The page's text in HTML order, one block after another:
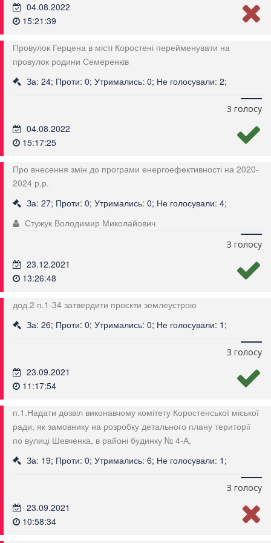
04.08.2022
15:21:39
Провулок Герцена в місті Коростені перейменувати на
провулок родини Семеренків
За: 24; Проти: 0; Утримались: 0; Не голосували: 2;
З голосу
04.08.2022
15:17:25
Про внесення змін до програми енергоефективності на 2020-
2024 р.р.
За: 27; Проти: 0; Утримались: 0; Не голосували: 4;
Стужук Володимир Миколайович
З голосу
23.12.2021
13:26:48
дод.2 п.1-34 затвердити проєкти землеустрою
За: 26; Проти: 0; Утримались: 0; Не голосували: 1;
З голосу
23.09.2021
11:17:54
п.1.Надати дозвіл виконавчому комітету Коростенської міської
ради, як замовнику на розробку детального плану території
по вулиці Шевченка, в районі будинку № 4-А,
За: 19; Проти: 0; Утримались: 6; Не голосували: 1;
З голосу
23.09.2021
10:58:34